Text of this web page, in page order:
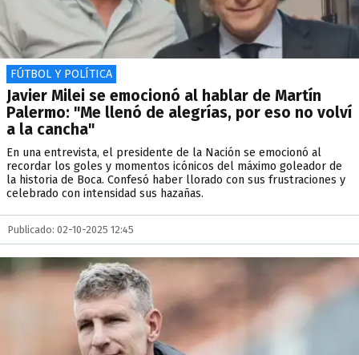
FÚTBOL Y POLÍTICA
Javier Milei se emocionó al hablar de Martín
Palermo: "Me llenó de alegrías, por eso no volví
a la cancha"
En una entrevista, el presidente de la Nación se emocionó al
recordar los goles y momentos icónicos del máximo goleador de
la historia de Boca. Confesó haber llorado con sus frustraciones y
celebrado con intensidad sus hazañas.
Publicado: 02-10-2025 12:45